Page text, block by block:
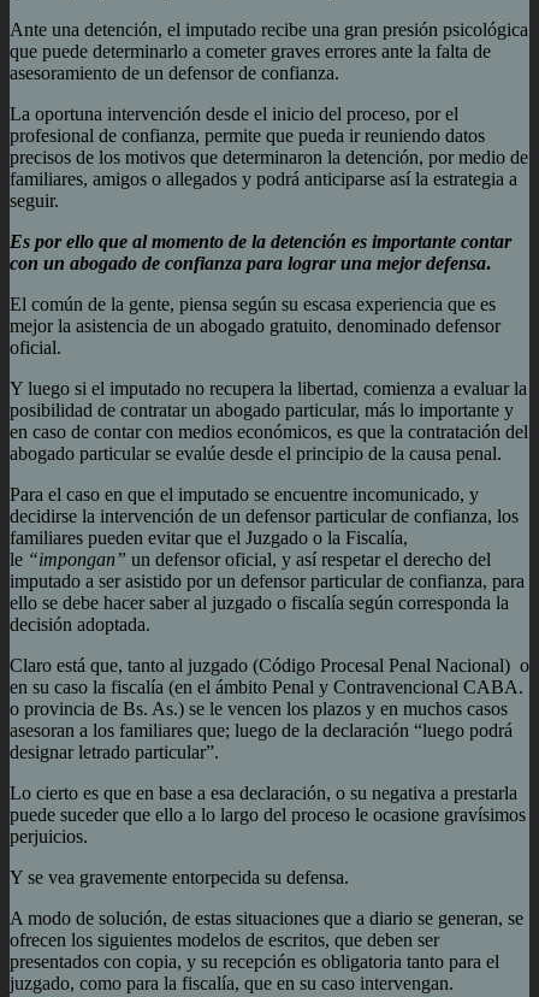
Ante una detención, el imputado recibe una gran presión psicológica
que puede determinarlo a cometer graves errores ante la falta de
asesoramiento de un defensor de confianza.
La oportuna intervención desde el inicio del proceso, por el
profesional de confianza, permite que pueda ir reuniendo datos
precisos de los motivos que determinaron la detención, por medio de
familiares, amigos o allegados y podrá anticiparse así la estrategia a
seguir.
Es por ello que al momento de la detención es importante contar
con un abogado de confianza para lograr una mejor defensa.
El común de la gente, piensa según su escasa experiencia que es
mejor la asistencia de un abogado gratuito, denominado defensor
oficial.
Y luego si el imputado no recupera la libertad, comienza a evaluar la
posibilidad de contratar un abogado particular, más lo importante y
en caso de contar con medios económicos, es que la contratación del
abogado particular se evalúe desde el principio de la causa penal.
Para el caso en que el imputado se encuentre incomunicado, y
decidirse la intervención de un defensor particular de confianza, los
familiares pueden evitar que el Juzgado o la Fiscalía,
le “impongan” un defensor oficial, y así respetar el derecho del
imputado a ser asistido por un defensor particular de confianza, para
ello se debe hacer saber al juzgado o fiscalía según corresponda la
decisión adoptada.
Claro está que, tanto al juzgado (Código Procesal Penal Nacional) o
en su caso la fiscalía (en el ámbito Penal y Contravencional CABA.
o provincia de Bs. As.) se le vencen los plazos y en muchos casos
asesoran a los familiares que; luego de la declaración “luego podrá
designar letrado particular”.
Lo cierto es que en base a esa declaración, o su negativa a prestarla
puede suceder que ello a lo largo del proceso le ocasione gravísimos
perjuicios.
Y se vea gravemente entorpecida su defensa.
A modo de solución, de estas situaciones que a diario se generan, se
ofrecen los siguientes modelos de escritos, que deben ser
presentados con copia, y su recepción es obligatoria tanto para el
juzgado, como para la fiscalía, que en su caso intervengan.